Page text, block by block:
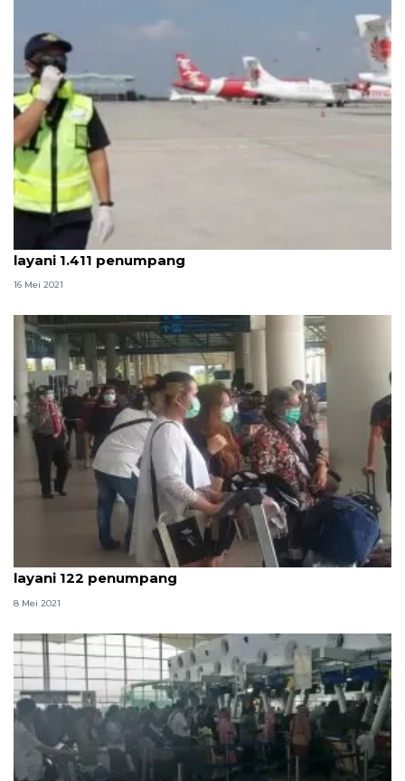
Larangan mudik berakhir, Bandara Kualanamu
layani 1.411 penumpang
16 Mei 2021
Peniadaan mudik hari ke-3, Bandara Kualanamu
layani 122 penumpang
8 Mei 2021